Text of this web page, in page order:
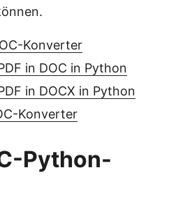
Konverter
in DOC in Python
in DOCX in Python
Konverter
Python-